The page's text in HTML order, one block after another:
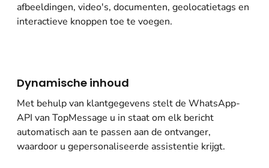
afbeeldingen, video's, documenten, geolocatietags en
interactieve knoppen toe te voegen.
Dynamische inhoud
Met behulp van klantgegevens stelt de WhatsApp-
API van TopMessage u in staat om elk bericht
automatisch aan te passen aan de ontvanger,
waardoor u gepersonaliseerde assistentie krijgt.